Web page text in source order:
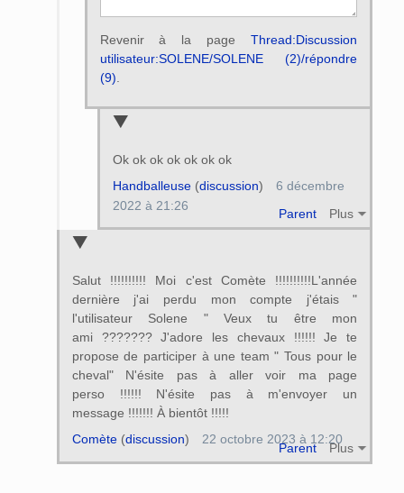
Revenir à la pageThread:Discussion
utilisateur:SOLENE/SOLENE (2)/répondre
(9).
Ok ok ok ok ok ok ok
Parent Plus
Handballeuse(discussion)
6 décembre
2022 à 21:26
Salut !!!!!!!!!! Moi c'est Comète !!!!!!!!!!L'année
dernière j'ai perdu mon compte j'étais "
l'utilisateur Solene " Veux tu être mon
ami ??????? J'adore les chevaux !!!!!! Je te
propose de participer à une team " Tous pour le
cheval" N'ésite pas à aller voir ma page
perso !!!!!! N'ésite pas à m'envoyer un
message !!!!!!! À bientôt !!!!!
Parent Plus
Comète(discussion) 22 octobre 2023 à 12:20